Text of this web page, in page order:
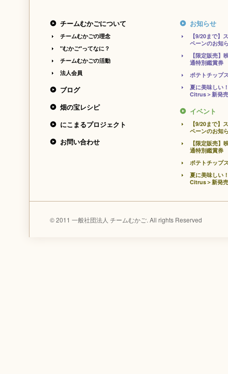
チームむかごについて
チームむかごの理念
"むかご"ってなに？
チームむかごの活動
法人会員
ブログ
畑の宝レシピ
にこまるプロジェクト
お問い合わせ
お知らせ
【9/20まで】
ペーンのお知
【限定販売】
通特別鑑賞券
ポテトチップ
夏に美味しい
Citrus＞新発
イベント
【9/20まで】
ペーンのお知
【限定販売】
通特別鑑賞券
ポテトチップ
夏に美味しい
Citrus＞新発
© 2011 一般社団法人 チームむかご. All rights Reserved